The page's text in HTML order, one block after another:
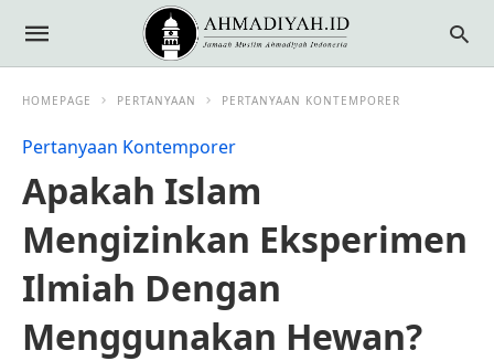
HOMEPAGE PERTANYAAN PERTANYAAN KONTEMPORER
Pertanyaan Kontemporer
Apakah Islam
Mengizinkan Eksperimen
Ilmiah Dengan
Menggunakan Hewan?